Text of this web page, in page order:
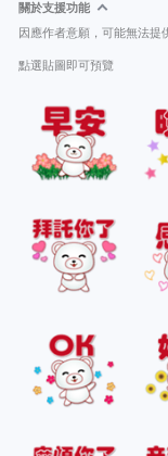
關於支援功能
因應作者意願，可能無法提
點選貼圖即可預覽